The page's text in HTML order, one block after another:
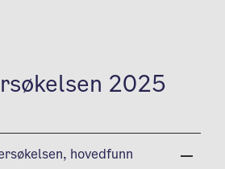
2025
hovedfunn